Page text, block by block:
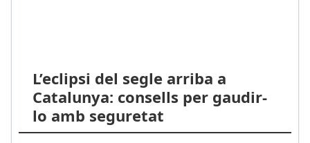
L’eclipsi del segle arriba a
Catalunya: consells per gaudir-
lo amb seguretat